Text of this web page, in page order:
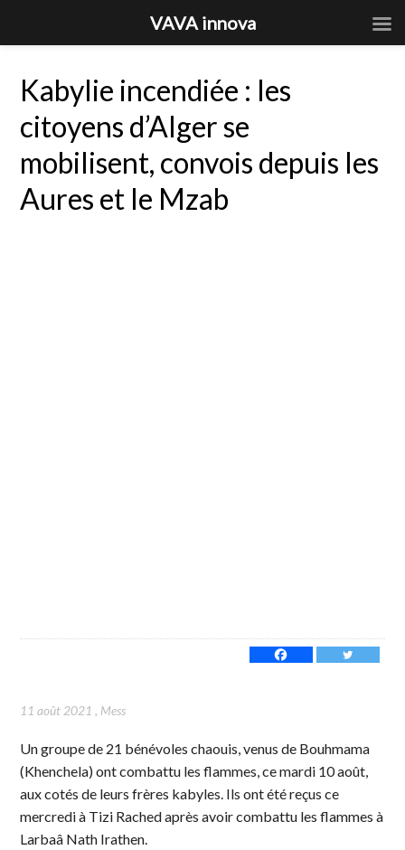
Kabylie incendiée : les
citoyens d’Alger se
mobilisent, convois depuis les
Aures et le Mzab
11 août 2021 , Mess
Un groupe de 21 bénévoles chaouis, venus de Bouhmama
(Khenchela) ont combattu les flammes, ce mardi 10 août,
aux cotés de leurs frères kabyles. Ils ont été reçus ce
mercredi à Tizi Rached après avoir combattu les flammes à
Larbaâ Nath Irathen.
VAVA innova